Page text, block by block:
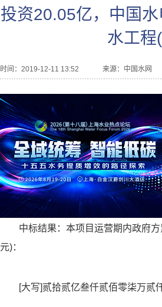
投资20.05亿，中国
水工程
时间：2019-12-11 13:52 来源： 中国水网
中标结果：本项目运营期内政府
元)：
[大写]贰拾贰亿叁仟贰佰零柒万贰